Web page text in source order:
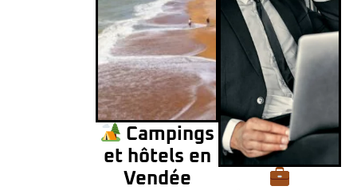
Campings
et hôtels en
Vendée